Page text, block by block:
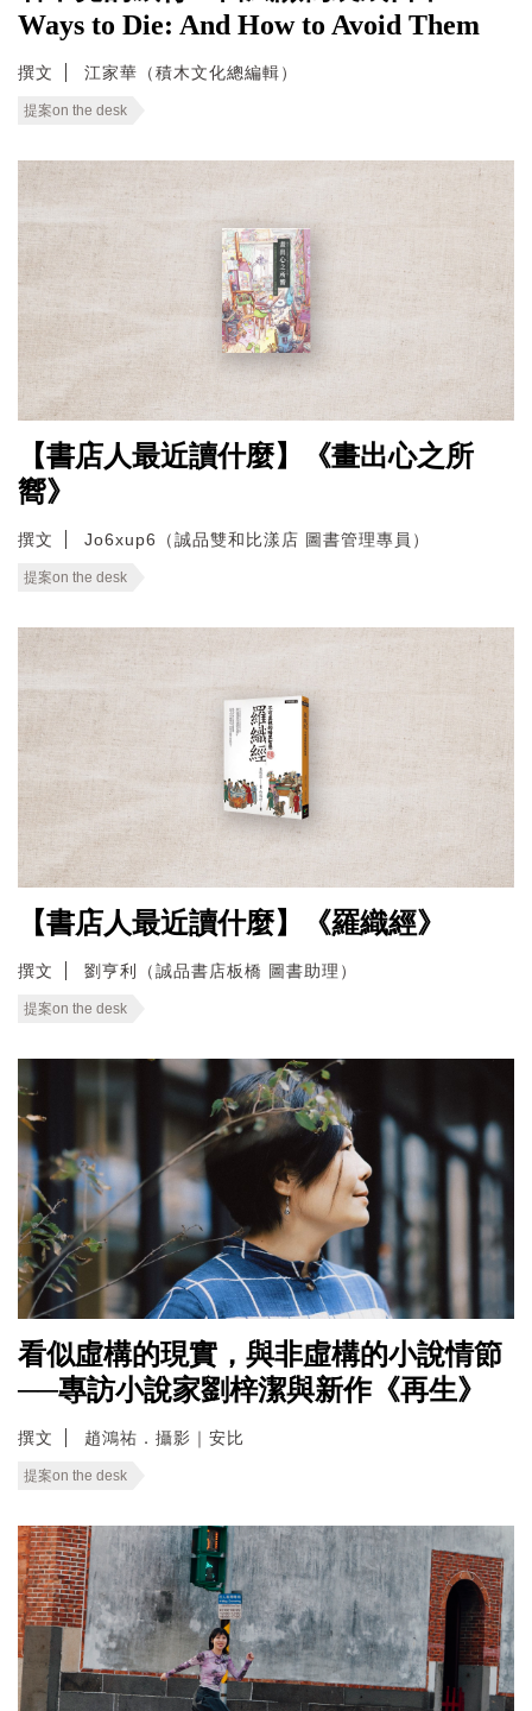
Ways to Die: And How to Avoid Them
撰文 江家華（積木文化總編輯）
提案on the desk
【書店人最近讀什麼】《畫出心之所
嚮》
撰文 Jo6xup6（誠品雙和比漾店 圖書管理專員）
提案on the desk
【書店人最近讀什麼】《羅織經》
撰文 劉亨利（誠品書店板橋 圖書助理）
提案on the desk
看似虛構的現實，與非虛構的小說情節
──專訪小說家劉梓潔與新作《再生》
撰文 趙鴻祐．攝影｜安比
提案on the desk